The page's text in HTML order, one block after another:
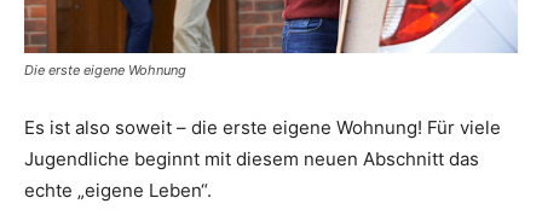
Die erste eigene Wohnung
Es ist also soweit – die erste eigene Wohnung! Für viele
Jugendliche beginnt mit diesem neuen Abschnitt das
echte „eigene Leben“.